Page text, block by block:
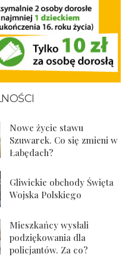
Nowe życie stawu
Szuwarek. Co się zmieni w
Łabędach?
Gliwickie obchody Święta
Wojska Polskiego
Mieszkańcy wysłali
podziękowania dla
policjantów. Za co?